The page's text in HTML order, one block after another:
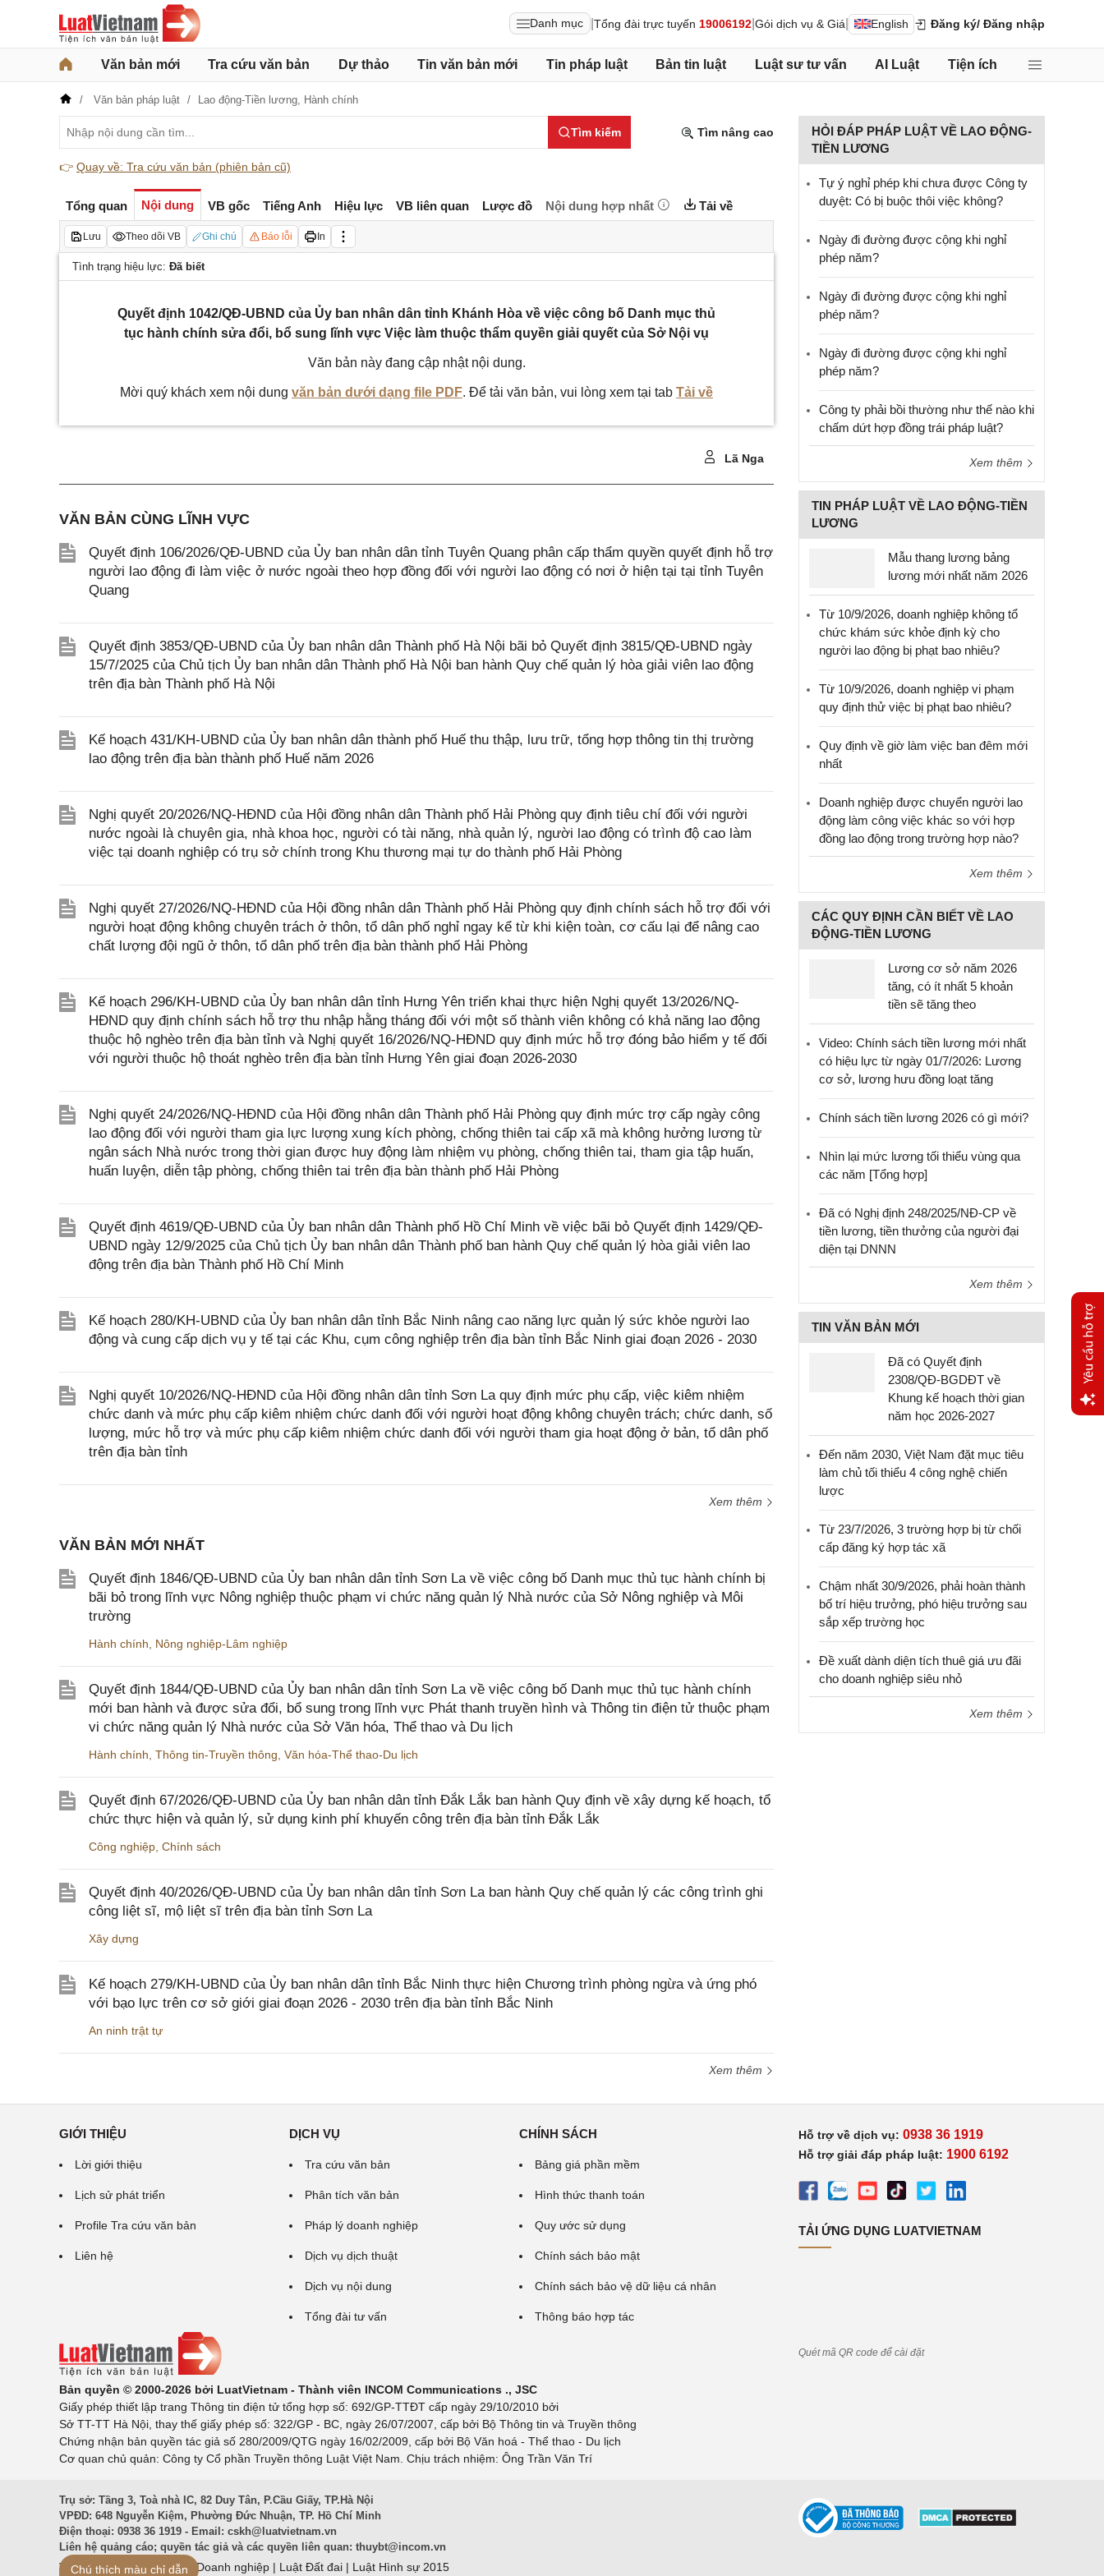
Danh mục Tổng đài trực tuyến 19006192 Gói dịch vụ & Giá English Đăng ký/ Đăng nhập
Văn bản mới Tra cứu văn bản Dự thảo Tin văn bản mới Tin pháp luật Bản tin luật Luật sư tư vấn AI Luật Tiện ích
Văn bản pháp luật Lao động-Tiền lương, Hành chính
Tìm kiếm Tìm nâng cao
👉 Quay về: Tra cứu văn bản (phiên bản cũ)
Tổng quan Nội dung VB gốc Tiếng Anh Hiệu lực VB liên quan Lược đồ Nội dung hợp nhất Tải về
Lưu Theo dõi VB Ghi chú Báo lỗi In
Tình trạng hiệu lực: Đã biết
Quyết định 1042/QĐ-UBND của Ủy ban nhân dân tỉnh Khánh Hòa về việc công bố Danh mục thủ
tục hành chính sửa đổi, bổ sung lĩnh vực Việc làm thuộc thẩm quyền giải quyết của Sở Nội vụ
Văn bản này đang cập nhật nội dung.
Mời quý khách xem nội dung văn bản dưới dạng file PDF. Để tải văn bản, vui lòng xem tại tab Tải về
Lã Nga
VĂN BẢN CÙNG LĨNH VỰC
Quyết định 106/2026/QĐ-UBND của Ủy ban nhân dân tỉnh Tuyên Quang phân cấp thẩm quyền quyết định hỗ trợ
người lao động đi làm việc ở nước ngoài theo hợp đồng đối với người lao động có nơi ở hiện tại tại tỉnh Tuyên
Quang
Quyết định 3853/QĐ-UBND của Ủy ban nhân dân Thành phố Hà Nội bãi bỏ Quyết định 3815/QĐ-UBND ngày
15/7/2025 của Chủ tịch Ủy ban nhân dân Thành phố Hà Nội ban hành Quy chế quản lý hòa giải viên lao động
trên địa bàn Thành phố Hà Nội
Kế hoạch 431/KH-UBND của Ủy ban nhân dân thành phố Huế thu thập, lưu trữ, tổng hợp thông tin thị trường
lao động trên địa bàn thành phố Huế năm 2026
Nghị quyết 20/2026/NQ-HĐND của Hội đồng nhân dân Thành phố Hải Phòng quy định tiêu chí đối với người
nước ngoài là chuyên gia, nhà khoa học, người có tài năng, nhà quản lý, người lao động có trình độ cao làm
việc tại doanh nghiệp có trụ sở chính trong Khu thương mại tự do thành phố Hải Phòng
Nghị quyết 27/2026/NQ-HĐND của Hội đồng nhân dân Thành phố Hải Phòng quy định chính sách hỗ trợ đối với
người hoạt động không chuyên trách ở thôn, tổ dân phố nghỉ ngay kể từ khi kiện toàn, cơ cấu lại để nâng cao
chất lượng đội ngũ ở thôn, tổ dân phố trên địa bàn thành phố Hải Phòng
Kế hoạch 296/KH-UBND của Ủy ban nhân dân tỉnh Hưng Yên triển khai thực hiện Nghị quyết 13/2026/NQ-
HĐND quy định chính sách hỗ trợ thu nhập hằng tháng đối với một số thành viên không có khả năng lao động
thuộc hộ nghèo trên địa bàn tỉnh và Nghị quyết 16/2026/NQ-HĐND quy định mức hỗ trợ đóng bảo hiểm y tế đối
với người thuộc hộ thoát nghèo trên địa bàn tỉnh Hưng Yên giai đoạn 2026-2030
Nghị quyết 24/2026/NQ-HĐND của Hội đồng nhân dân Thành phố Hải Phòng quy định mức trợ cấp ngày công
lao động đối với người tham gia lực lượng xung kích phòng, chống thiên tai cấp xã mà không hưởng lương từ
ngân sách Nhà nước trong thời gian được huy động làm nhiệm vụ phòng, chống thiên tai, tham gia tập huấn,
huấn luyện, diễn tập phòng, chống thiên tai trên địa bàn thành phố Hải Phòng
Quyết định 4619/QĐ-UBND của Ủy ban nhân dân Thành phố Hồ Chí Minh về việc bãi bỏ Quyết định 1429/QĐ-
UBND ngày 12/9/2025 của Chủ tịch Ủy ban nhân dân Thành phố ban hành Quy chế quản lý hòa giải viên lao
động trên địa bàn Thành phố Hồ Chí Minh
Kế hoạch 280/KH-UBND của Ủy ban nhân dân tỉnh Bắc Ninh nâng cao năng lực quản lý sức khỏe người lao
động và cung cấp dịch vụ y tế tại các Khu, cụm công nghiệp trên địa bàn tỉnh Bắc Ninh giai đoạn 2026 - 2030
Nghị quyết 10/2026/NQ-HĐND của Hội đồng nhân dân tỉnh Sơn La quy định mức phụ cấp, việc kiêm nhiệm
chức danh và mức phụ cấp kiêm nhiệm chức danh đối với người hoạt động không chuyên trách; chức danh, số
lượng, mức hỗ trợ và mức phụ cấp kiêm nhiệm chức danh đối với người tham gia hoạt động ở bản, tổ dân phố
trên địa bàn tỉnh
Xem thêm
VĂN BẢN MỚI NHẤT
Quyết định 1846/QĐ-UBND của Ủy ban nhân dân tỉnh Sơn La về việc công bố Danh mục thủ tục hành chính bị
bãi bỏ trong lĩnh vực Nông nghiệp thuộc phạm vi chức năng quản lý Nhà nước của Sở Nông nghiệp và Môi
trường
Hành chính Nông nghiệp-Lâm nghiệp
Quyết định 1844/QĐ-UBND của Ủy ban nhân dân tỉnh Sơn La về việc công bố Danh mục thủ tục hành chính
mới ban hành và được sửa đổi, bổ sung trong lĩnh vực Phát thanh truyền hình và Thông tin điện tử thuộc phạm
vi chức năng quản lý Nhà nước của Sở Văn hóa, Thể thao và Du lịch
Hành chính Thông tin-Truyền thông Văn hóa-Thể thao-Du lịch
Quyết định 67/2026/QĐ-UBND của Ủy ban nhân dân tỉnh Đắk Lắk ban hành Quy định về xây dựng kế hoạch, tổ
chức thực hiện và quản lý, sử dụng kinh phí khuyến công trên địa bàn tỉnh Đắk Lắk
Công nghiệp Chính sách
Quyết định 40/2026/QĐ-UBND của Ủy ban nhân dân tỉnh Sơn La ban hành Quy chế quản lý các công trình ghi
công liệt sĩ, mộ liệt sĩ trên địa bàn tỉnh Sơn La
Xây dựng
Kế hoạch 279/KH-UBND của Ủy ban nhân dân tỉnh Bắc Ninh thực hiện Chương trình phòng ngừa và ứng phó
với bạo lực trên cơ sở giới giai đoạn 2026 - 2030 trên địa bàn tỉnh Bắc Ninh
An ninh trật tự
Xem thêm
HỎI ĐÁP PHÁP LUẬT VỀ LAO ĐỘNG-
TIỀN LƯƠNG
Tự ý nghỉ phép khi chưa được Công ty
duyệt: Có bị buộc thôi việc không?
Ngày đi đường được cộng khi nghỉ
phép năm?
Ngày đi đường được cộng khi nghỉ
phép năm?
Ngày đi đường được cộng khi nghỉ
phép năm?
Công ty phải bồi thường như thế nào khi
chấm dứt hợp đồng trái pháp luật?
Xem thêm
TIN PHÁP LUẬT VỀ LAO ĐỘNG-TIỀN
LƯƠNG
Mẫu thang lương bảng
lương mới nhất năm 2026
Từ 10/9/2026, doanh nghiệp không tổ
chức khám sức khỏe định kỳ cho
người lao động bị phạt bao nhiêu?
Từ 10/9/2026, doanh nghiệp vi phạm
quy định thử việc bị phạt bao nhiêu?
Quy định về giờ làm việc ban đêm mới
nhất
Doanh nghiệp được chuyển người lao
động làm công việc khác so với hợp
đồng lao động trong trường hợp nào?
Xem thêm
CÁC QUY ĐỊNH CẦN BIẾT VỀ LAO
ĐỘNG-TIỀN LƯƠNG
Lương cơ sở năm 2026
tăng, có ít nhất 5 khoản
tiền sẽ tăng theo
Video: Chính sách tiền lương mới nhất
có hiệu lực từ ngày 01/7/2026: Lương
cơ sở, lương hưu đồng loạt tăng
Chính sách tiền lương 2026 có gì mới?
Nhìn lại mức lương tối thiểu vùng qua
các năm [Tổng hợp]
Đã có Nghị định 248/2025/NĐ-CP về
tiền lương, tiền thưởng của người đại
diện tại DNNN
Xem thêm
TIN VĂN BẢN MỚI
Đã có Quyết định
2308/QĐ-BGDĐT về
Khung kế hoạch thời gian
năm học 2026-2027
Đến năm 2030, Việt Nam đặt mục tiêu
làm chủ tối thiểu 4 công nghệ chiến
lược
Từ 23/7/2026, 3 trường hợp bị từ chối
cấp đăng ký hợp tác xã
Chậm nhất 30/9/2026, phải hoàn thành
bố trí hiệu trưởng, phó hiệu trưởng sau
sắp xếp trường học
Đề xuất dành diện tích thuê giá ưu đãi
cho doanh nghiệp siêu nhỏ
Xem thêm
GIỚI THIỆU
Lời giới thiệu
Lịch sử phát triển
Profile Tra cứu văn bản
Liên hệ
DỊCH VỤ
Tra cứu văn bản
Phân tích văn bản
Pháp lý doanh nghiệp
Dịch vụ dịch thuật
Dịch vụ nội dung
Tổng đài tư vấn
CHÍNH SÁCH
Bảng giá phần mềm
Hình thức thanh toán
Quy ước sử dụng
Chính sách bảo mật
Chính sách bảo vệ dữ liệu cá nhân
Thông báo hợp tác
Bản quyền © 2000-2026 bởi LuatVietnam - Thành viên INCOM Communications ., JSC
Giấy phép thiết lập trang Thông tin điện tử tổng hợp số: 692/GP-TTĐT cấp ngày 29/10/2010 bởi
Sở TT-TT Hà Nội, thay thế giấy phép số: 322/GP - BC, ngày 26/07/2007, cấp bởi Bộ Thông tin và Truyền thông
Chứng nhận bản quyền tác giả số 280/2009/QTG ngày 16/02/2009, cấp bởi Bộ Văn hoá - Thể thao - Du lịch
Cơ quan chủ quản: Công ty Cổ phần Truyền thông Luật Việt Nam. Chịu trách nhiệm: Ông Trần Văn Trí
Hỗ trợ về dịch vụ: 0938 36 1919
Hỗ trợ giải đáp pháp luật: 1900 6192
TẢI ỨNG DỤNG LUATVIETNAM
Quét mã QR code để cài đặt
Trụ sở: Tầng 3, Toà nhà IC, 82 Duy Tân, P.Cầu Giấy, TP.Hà Nội
VPĐD: 648 Nguyễn Kiệm, Phường Đức Nhuận, TP. Hồ Chí Minh
Điện thoại: 0938 36 1919 - Email: cskh@luatvietnam.vn
Liên hệ quảng cáo; quyền tác giả và các quyền liên quan: thuybt@incom.vn
Văn Bản Pháp Luật|Luật Doanh nghiệp | Luật Đất đai | Luật Hình sự 2015
Chú thích màu chỉ dẫn